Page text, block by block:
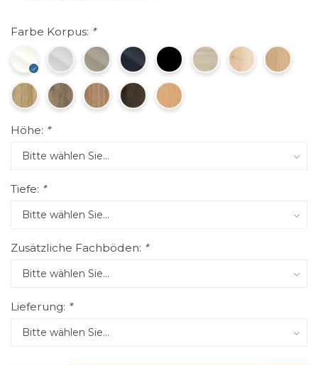
Farbe Korpus: *
Höhe: *
Tiefe: *
Zusätzliche Fachböden: *
Lieferung: *